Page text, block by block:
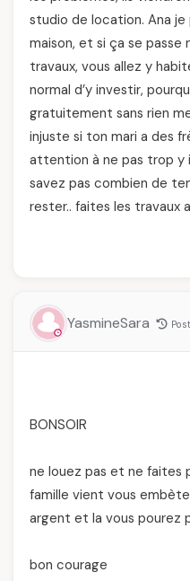
studio de location. Ana je
maison, et si ça se passe
travaux, vous allez y
normal d’y investir,
gratuitement sans rien
injuste si ton mari a des
attention à ne pas trop y
savez pas combien de
rester.. faites les travaux
YasmineSara
BONSOIR
ne louez pas et ne faites
famille vient vous
argent et la vous pourez
bon courage